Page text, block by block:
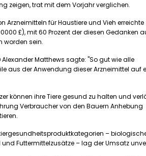
zeigen, trat mit dem Vorjahr verglichen.
Arzneimitteln für Haustiere und Vieh erreichte
£), mit 60 Prozent der diesen Gedanken
worden sein.
Alexander Matthews sagte: "So gut wie alle
aus der Anwendung dieser Arzneimittel auf
können ihre Tiere gesund zu halten und
Verbraucher von den Bauern Anhebung
–
und Futtermittelzusätze – lag der Umsatz